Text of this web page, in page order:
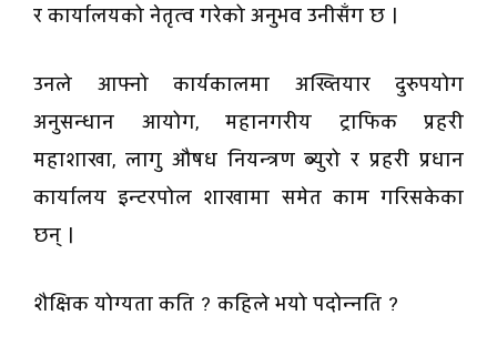
र कार्यालयको नेतृत्व गरेको अनुभव उनीसँग छ ।
उनले आफ्नो कार्यकालमा अख्तियार दुरुपयोग
अनुसन्धान आयोग, महानगरीय ट्राफिक प्रहरी
महाशाखा, लागु औषध नियन्त्रण ब्युरो र प्रहरी प्रधान
कार्यालय इन्टरपोल शाखामा समेत काम गरिसकेका
छन् ।
शैक्षिक योग्यता कति ? कहिले भयो पदोन्नति ?